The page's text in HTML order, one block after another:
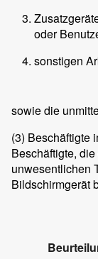
oder
sonstigen
sowie die
(3) Beschäftigte
Beschäftigte,
unwesentlichen
Bildschirmgerät